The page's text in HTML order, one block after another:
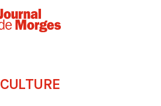
CULTURE